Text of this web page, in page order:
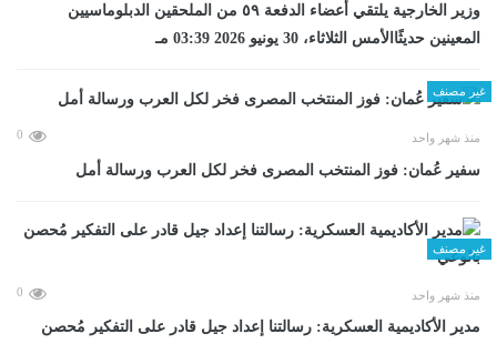
وزير الخارجية يلتقي أعضاء الدفعة ٥٩ من الملحقين الدبلوماسيين
المعينين حديثًاالأمس الثلاثاء، 30 يونيو 2026 03:39 مـ
غير مصنف
منذ شهر واحد 0
سفير عُمان: فوز المنتخب المصرى فخر لكل العرب ورسالة أمل
غير مصنف
منذ شهر واحد 0
مدير الأكاديمية العسكرية: رسالتنا إعداد جيل قادر على التفكير مُحصن